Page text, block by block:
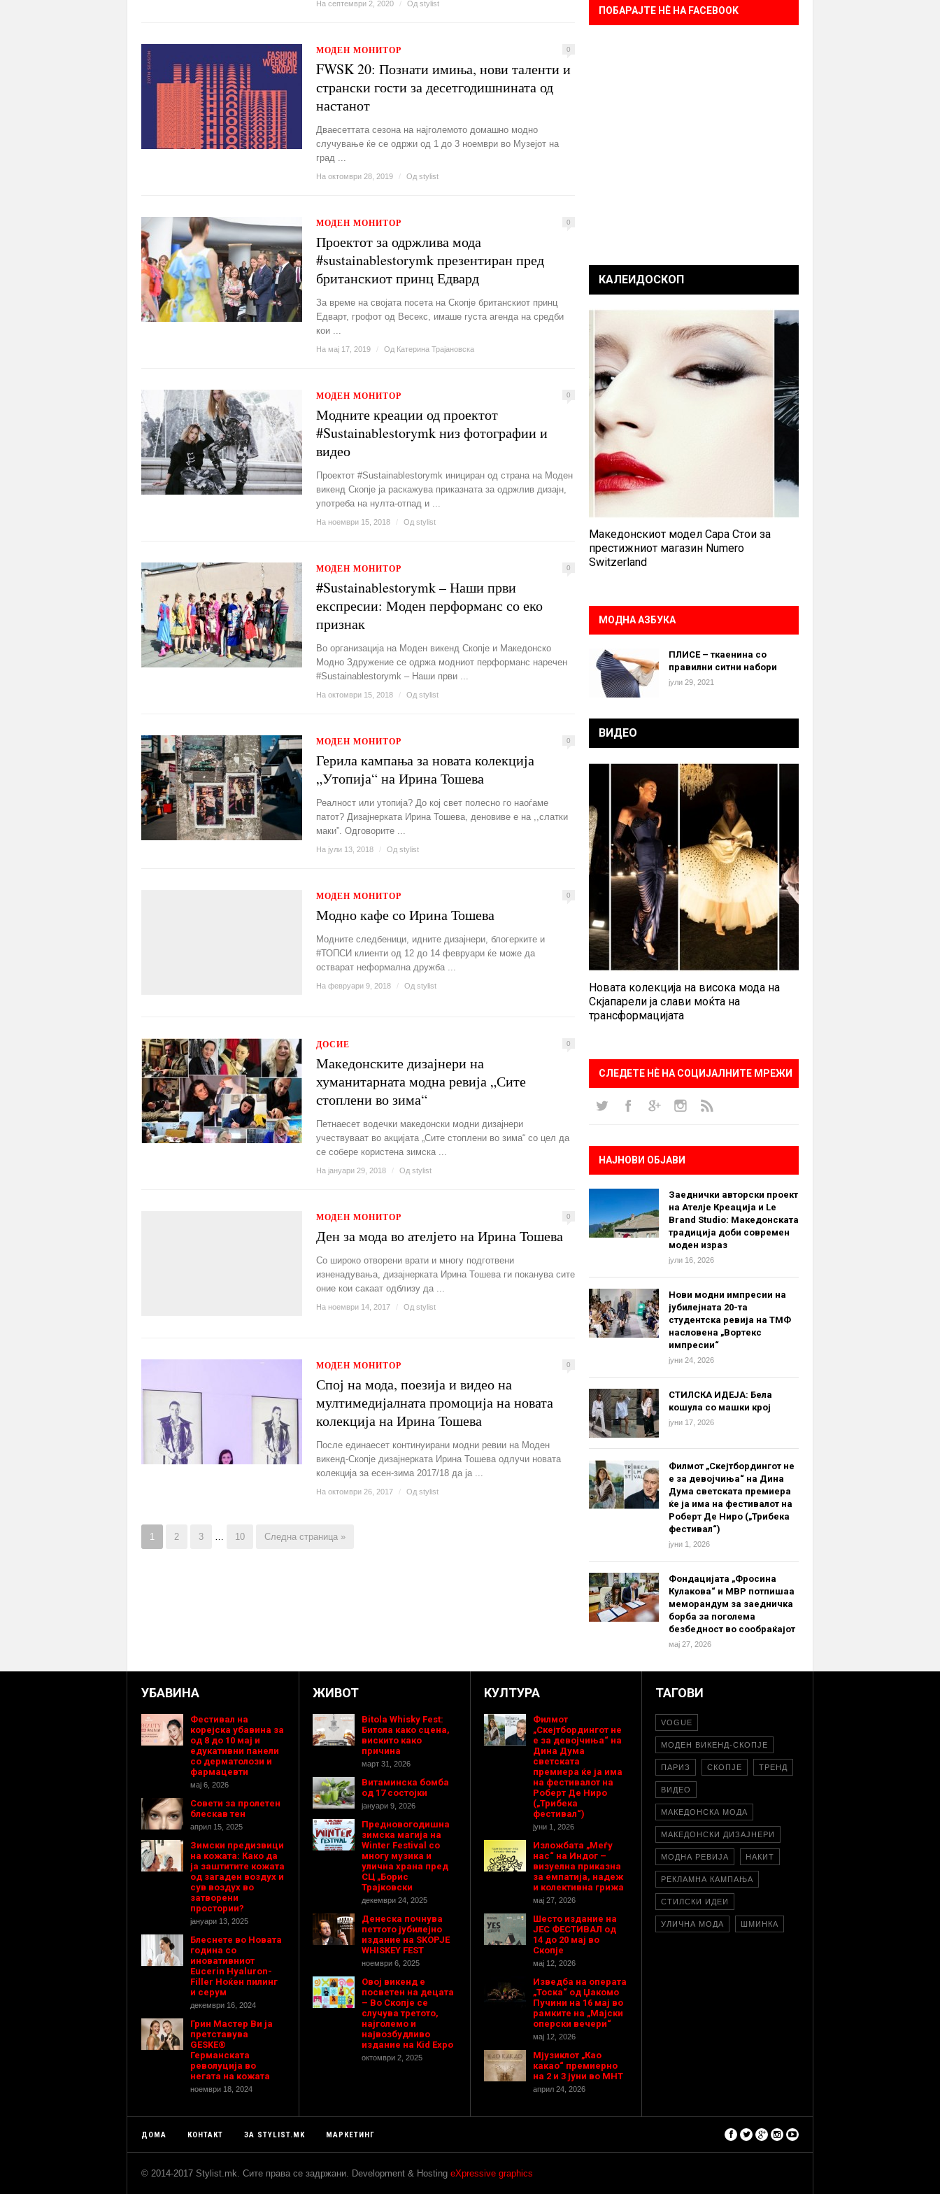
На септември 2, 2020 / Од stylist
МОДЕН МОНИТОР 0
FWSK 20: Познати имиња, нови таленти и
странски гости за десетгодишнината од
настанот
Дваесеттата сезона на најголемото домашно модно
случување ќе се одржи од 1 до 3 ноември во Музејот на
град ...
На октомври 28, 2019 / Од stylist
МОДЕН МОНИТОР 0
Проектот за одржлива мода
#sustainablestorymk презентиран пред
британскиот принц Едвард
За време на својата посета на Скопје британскиот принц
Едварт, грофот од Весекс, имаше густа агенда на средби
кои ...
На мај 17, 2019 / Од Катерина Трајановска
МОДЕН МОНИТОР 0
Модните креации од проектот
#Sustainablestorymk низ фотографии и
видео
Проектот #Sustainablestorymk инициран од страна на Моден
викенд Скопје ја раскажува приказната за одржлив дизајн,
употреба на нулта-отпад и ...
На ноември 15, 2018 / Од stylist
МОДЕН МОНИТОР 0
#Sustainablestorymk – Наши први
експресии: Моден перформанс со еко
признак
Во организација на Моден викенд Скопје и Македонско
Модно Здружение се одржа модниот перформанс наречен
#Sustainablestorymk – Наши први ...
На октомври 15, 2018 / Од stylist
МОДЕН МОНИТОР 0
Герила кампања за новата колекција
„Утопија“ на Ирина Тошева
Реалност или утопија? До кој свет полесно го наоѓаме
патот? Дизајнерката Ирина Тошева, деновиве е на ,,слатки
маки”. Одговорите ...
На јули 13, 2018 / Од stylist
МОДЕН МОНИТОР 0
Модно кафе со Ирина Тошева
Модните следбеници, идните дизајнери, блогерките и
#ТОПСИ клиенти од 12 до 14 февруари ќе може да
остварат неформална дружба ...
На февруари 9, 2018 / Од stylist
ДОСИЕ 0
Македонските дизајнери на
хуманитарната модна ревија „Сите
стоплени во зима“
Петнаесет водечки македонски модни дизајнери
учествуваат во акцијата „Сите стоплени во зима“ со цел да
се собере користена зимска ...
На јануари 29, 2018 / Од stylist
МОДЕН МОНИТОР 0
Ден за мода во ателјето на Ирина Тошева
Со широко отворени врати и многу подготвени
изненадувања, дизајнерката Ирина Тошева ги поканува сите
оние кои сакаат одблизу да ...
На ноември 14, 2017 / Од stylist
МОДЕН МОНИТОР 0
Спој на мода, поезија и видео на
мултимедијалната промоција на новата
колекција на Ирина Тошева
После единаесет континуирани модни ревии на Моден
викенд-Скопје дизајнерката Ирина Тошева одлучи новата
колекција за есен-зима 2017/18 да ја ...
На октомври 26, 2017 / Од stylist
1 2 3 … 10 Следна страница »
ПОБАРАЈТЕ НÈ НА FACEBOOK
КАЛЕИДОСКОП
Македонскиот модел Сара Стои за
престижниот магазин Numero
Switzerland
МОДНА АЗБУКА
ПЛИСЕ – ткаенина со
правилни ситни набори
јули 29, 2021
ВИДЕО
Новата колекција на висока мода на
Скјапарели ја слави моќта на
трансформацијата
СЛЕДЕТЕ НÈ НА СОЦИЈАЛНИТЕ МРЕЖИ
НАЈНОВИ ОБЈАВИ
Заеднички авторски проект
на Ателје Креација и Le
Brand Studio: Македонската
традиција доби современ
моден израз
јули 16, 2026
Нови модни импресии на
јубилејната 20-та
студентска ревија на ТМФ
насловена „Вортекс
импресии“
јуни 24, 2026
СТИЛСКА ИДЕЈА: Бела
кошула со машки крој
јуни 17, 2026
Филмот „Скејтбордингот не
е за девојчиња“ на Дина
Дума светската премиера
ќе ја има на фестивалот на
Роберт Де Ниро („Трибека
фестивал“)
јуни 1, 2026
Фондацијата „Фросина
Кулакова“ и МВР потпишаа
меморандум за заедничка
борба за поголема
безбедност во сообраќајот
мај 27, 2026
УБАВИНА
Фестивал на
корејска убавина за
од 8 до 10 мај и
едукативни панели
со дерматолози и
фармацевти
мај 6, 2026
Совети за пролетен
блескав тен
април 15, 2025
Зимски предизвици
на кожата: Како да
ја заштитите кожата
од загаден воздух и
сув воздух во
затворени
простории?
јануари 13, 2025
Блеснете во Новата
година со
иновативниот
Eucerin Hyaluron-
Filler Ноќен пилинг
и серум
декември 16, 2024
Грин Мастер Ви ја
претставува
GESKE®
Германската
револуција во
негата на кожата
ноември 18, 2024
ЖИВОТ
Bitola Whisky Fest:
Битола како сцена,
вискито како
причина
март 31, 2026
Витаминска бомба
од 17 состојки
јануари 9, 2026
Предновогодишнa
зимска магија на
Winter Festival со
многу музика и
улична храна пред
СЦ „Борис
Трајковски
декември 24, 2025
Денеска почнува
петтото јубилејно
издание на SKOPJE
WHISKEY FEST
ноември 6, 2025
Овој викенд е
посветен на децата
– Во Скопје се
случува третото,
најголемо и
највозбудливо
издание на Kid Expo
октомври 2, 2025
КУЛТУРА
Филмот
„Скејтбордингот не
е за девојчиња“ на
Дина Дума
светската
премиера ќе ја има
на фестивалот на
Роберт Де Ниро
(„Трибека
фестивал“)
јуни 1, 2026
Изложбата „Меѓу
нас“ на Индог –
визуелна приказна
за емпатија, надеж
и колективна грижа
мај 27, 2026
Шесто издание на
ЈЕС ФЕСТИВАЛ од
14 до 20 мај во
Скопје
мај 12, 2026
Изведба на операта
„Тоска“ од Џакомо
Пучини на 16 мај во
рамките на „Мајски
оперски вечери“
мај 12, 2026
Мјузиклот „Као
какао“ премиерно
на 2 и 3 јуни во МНТ
април 24, 2026
ТАГОВИ
VOGUE
МОДЕН ВИКЕНД-СКОПЈЕ
ПАРИЗ СКОПЈЕ ТРЕНД
ВИДЕО
МАКЕДОНСКА МОДА
МАКЕДОНСКИ ДИЗАЈНЕРИ
МОДНА РЕВИЈА НАКИТ
РЕКЛАМНА КАМПАЊА
СТИЛСКИ ИДЕИ
УЛИЧНА МОДА ШМИНКА
ДОМА КОНТАКТ ЗА STYLIST.MK МАРКЕТИНГ
© 2014-2017 Stylist.mk. Сите права се задржани. Development & Hosting eXpressive graphics